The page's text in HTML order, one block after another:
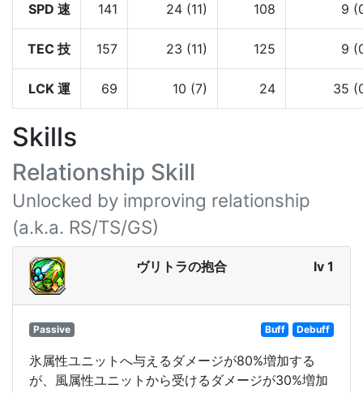
SPD 速 141 24 (11) 108 9
TEC 技 157 23 (11) 125 9
LCK 運 69 10 (7) 24 35
Skills
Relationship Skill
Unlocked by improving relationship
(a.k.a. RS/TS/GS)
ヴリトラの抱合 lv 1
Passive Buff Debuff
氷属性ユニットへ与えるダメージが80%増加する
が、風属性ユニットから受けるダメージが30%増加